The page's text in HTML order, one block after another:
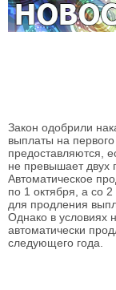
Закон одобрили
выплаты на
предоставляются,
не превышает двух
Автоматическое
по 1 октября, а со
для продления
Однако в условиях
автоматически
следующего года.